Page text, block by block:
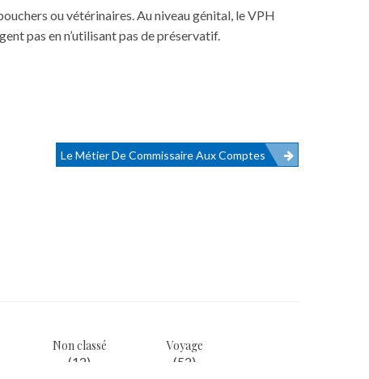
ou vétérinaires. Au niveau génital, le VPH
pas en n’utilisant pas de préservatif.
Le Métier De Commissaire Aux Comptes
Non classé
(12)
Voyage
(52)